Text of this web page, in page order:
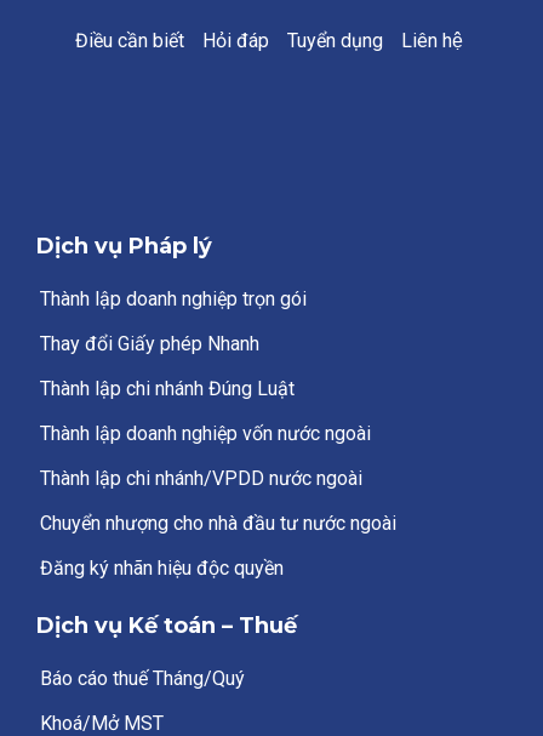
Điều cần biết Hỏi đáp Tuyển dụng Liên hệ
Dịch vụ Pháp lý
Thành lập doanh nghiệp trọn gói
Thay đổi Giấy phép Nhanh
Thành lập chi nhánh Đúng Luật
Thành lập doanh nghiệp vốn nước ngoài
Thành lập chi nhánh/VPDD nước ngoài
Chuyển nhượng cho nhà đầu tư nước ngoài
Đăng ký nhãn hiệu độc quyền
Dịch vụ Kế toán – Thuế
Báo cáo thuế Tháng/Quý
Khoá/Mở MST